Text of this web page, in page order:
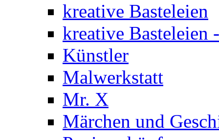
kreative Basteleien
kreative Basteleien
Künstler
Malwerkstatt
Mr. X
Märchen und